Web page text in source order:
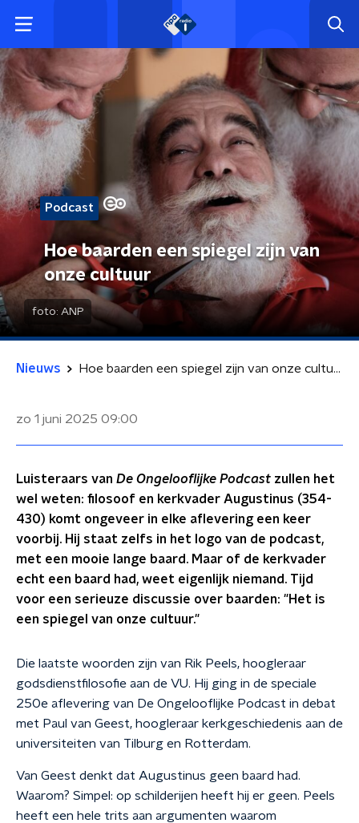
Podcast
Hoe baarden een spiegel zijn van
onze cultuur
foto: ANP
Nieuws Hoe baarden een spiegel zijn van onze cultuur
zo 1 juni 2025 09:00
Luisteraars van De Ongelooflijke Podcast zullen het
wel weten: filosoof en kerkvader Augustinus (354-
430) komt ongeveer in elke aflevering een keer
voorbij. Hij staat zelfs in het logo van de podcast,
met een mooie lange baard. Maar of de kerkvader
echt een baard had, weet eigenlijk niemand. Tijd
voor een serieuze discussie over baarden: "Het is
een spiegel van onze cultuur."
Die laatste woorden zijn van Rik Peels, hoogleraar
godsdienstfilosofie aan de VU. Hij ging in de speciale
250e aflevering van De Ongelooflijke Podcast in debat
met Paul van Geest, hoogleraar kerkgeschiedenis aan de
universiteiten van Tilburg en Rotterdam.
Van Geest denkt dat Augustinus geen baard had.
Waarom? Simpel: op schilderijen heeft hij er geen. Peels
heeft een hele trits aan argumenten waarom